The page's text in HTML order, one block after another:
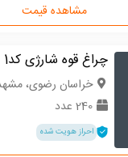
مشاهده قیمت
چراغ قوه شارژی کد1
خراسان رضوی،
240 عدد
احراز هویت شده